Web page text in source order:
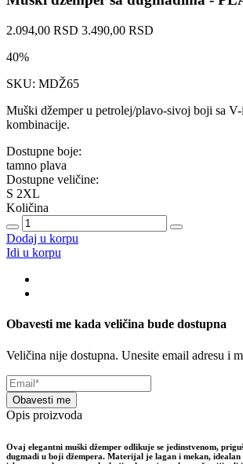
2.094,00 RSD 3.490,00 RSD
40%
SKU: MDŽ65
Muški džemper u petrolej/plavo-sivoj boji sa
kombinacije.
Dostupne boje:
tamno plava
Dostupne veličine:
S 2XL
Količina
Dodaj u korpu
Idi u korpu
Obavesti me kada veličina bude dostupna
Veličina nije dostupna. Unesite email adresu i
Obavesti me
Opis proizvoda
Ovaj elegantni muški džemper odlikuje se jedinstvenom,
dugmadi u boji džempera. Materijal je lagan i mekan,